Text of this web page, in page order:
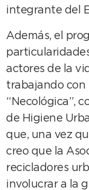
integrante del
Además, el
actores de la
trabajando con
“Necológica”,
de Higiene
que, una vez
creo que la
recicladores
involucrar a la